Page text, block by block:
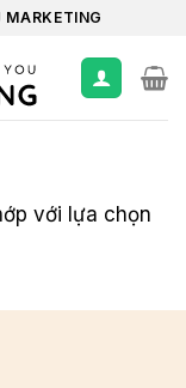
MARKETING
với lựa chọn